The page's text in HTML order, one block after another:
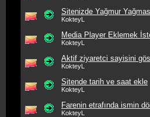
Sitenizde Yağmur
KokteyL
Media Player Eklemek
KokteyL
Aktif ziyaretci sayisini
KokteyL
Sitende tarih ve saat ekle
KokteyL
Farenin etrafında ismin
KokteyL